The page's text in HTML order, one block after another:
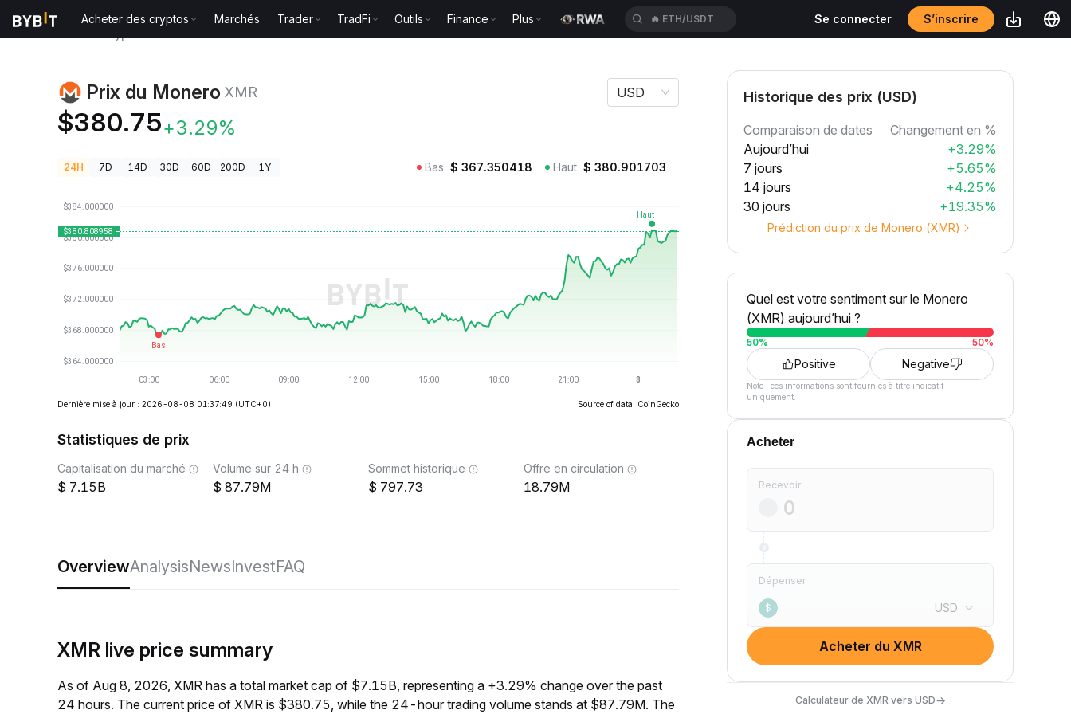
Acheter des cryptos Marchés Trader TradFi Outils Finance Plus 🔥 SPCXUSDT Se connecter S’inscrire
Prix du Monero XMR
$380.75+3.29%
USD
24H 7D 14D 30D 60D 200D 1Y Bas $ 367.350418 Haut $ 380.901703
Dernière mise à jour : 2026-08-08 01:37:49 (UTC+0) Source of data: CoinGecko
Statistiques de prix
Capitalisation du marché
7.15B
Volume sur 24 h
87.79M
Sommet historique
797.73
Offre en circulation
18.79M
OverviewAnalysisNewsInvestFAQ
XMR live price summary
As of Aug 8, 2026, XMR has a total market cap of $7.15B, representing a +3.29% change over the past
24 hours. The current price of XMR is $380.75, while the 24-hour trading volume stands at $87.79M. The
Historique des prix (USD)
Comparaison de dates
Changement en %
Aujourd’hui
+3.29%
7 jours
+5.65%
14 jours
+4.25%
30 jours
+19.35%
Prédiction du prix de Monero (XMR)
Quel est votre sentiment sur le Monero
(XMR) aujourd’hui ?
50% 50%
Positive Negative
Note : ces informations sont fournies à titre indicatif
uniquement.
Acheter
Recevoir
Dépenser
$ USD
Acheter du XMR
Calculateur de XMR vers USD→